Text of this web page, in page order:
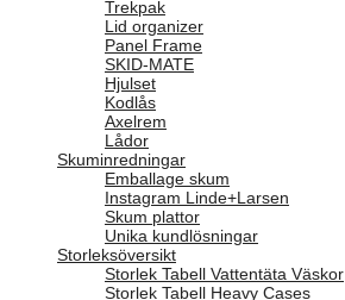
Trekpak
Lid organizer
Panel Frame
SKID-MATE
Hjulset
Kodlås
Axelrem
Lådor
Skuminredningar
Emballage skum
Instagram Linde+Larsen
Skum plattor
Unika kundlösningar
Storleksöversikt
Storlek Tabell Vattentäta Väskor
Storlek Tabell Heavy Cases